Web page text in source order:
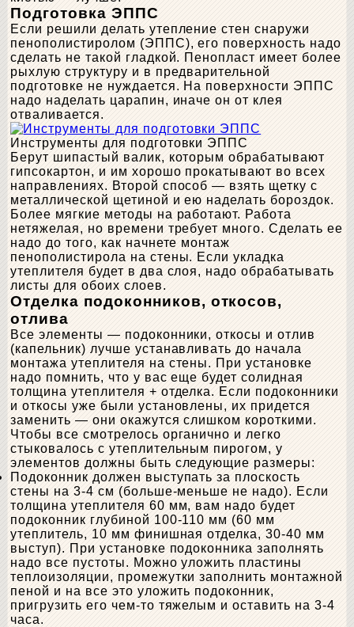
Подготовка ЭППС
Если решили делать утепление стен снаружи
пенополистиролом (ЭППС), его поверхность надо
сделать не такой гладкой. Пенопласт имеет более
рыхлую структуру и в предварительной
подготовке не нуждается. На поверхности ЭППС
надо наделать царапин, иначе он от клея
отваливается.
Инструменты для подготовки ЭППС
Берут шипастый валик, которым обрабатывают
гипсокартон, и им хорошо прокатывают во всех
направлениях. Второй способ — взять щетку с
металлической щетиной и ею наделать бороздок.
Более мягкие методы на работают. Работа
нетяжелая, но времени требует много. Сделать ее
надо до того, как начнете монтаж
пенополистирола на стены. Если укладка
утеплителя будет в два слоя, надо обрабатывать
листы для обоих слоев.
Отделка подоконников, откосов,
отлива
Все элементы — подоконники, откосы и отлив
(капельник) лучше устанавливать до начала
монтажа утеплителя на стены. При установке
надо помнить, что у вас еще будет солидная
толщина утеплителя + отделка. Если подоконники
и откосы уже были установлены, их придется
заменить — они окажутся слишком короткими.
Чтобы все смотрелось органично и легко
стыковалось с утеплительным пирогом, у
элементов должны быть следующие размеры:
Подоконник должен выступать за плоскость
стены на 3-4 см (больше-меньше не надо). Если
толщина утеплителя 60 мм, вам надо будет
подоконник глубиной 100-110 мм (60 мм
утеплитель, 10 мм финишная отделка, 30-40 мм
выступ). При установке подоконника заполнять
надо все пустоты. Можно уложить пластины
теплоизоляции, промежутки заполнить монтажной
пеной и на все это уложить подоконник,
пригрузить его чем-то тяжелым и оставить на 3-4
часа.